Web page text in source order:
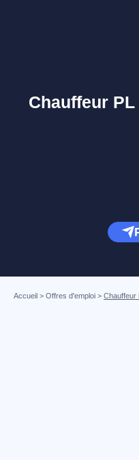
Chauffeur
Accueil > Offres d'emploi > Chauffeur